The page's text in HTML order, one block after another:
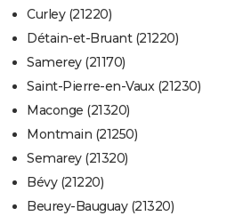
Curley (21220)
Détain-et-Bruant (21220)
Samerey (21170)
Saint-Pierre-en-Vaux (21230)
Maconge (21320)
Montmain (21250)
Semarey (21320)
Bévy (21220)
Beurey-Bauguay (21320)